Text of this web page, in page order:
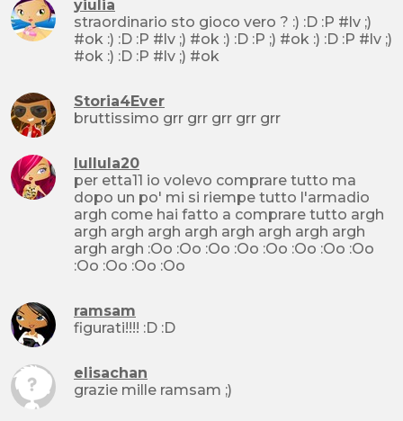
yiulia
straordinario sto gioco vero ? :) :D :P #lv ;)
#ok :) :D :P #lv ;) #ok :) :D :P ;) #ok :) :D :P #lv ;)
#ok :) :D :P #lv ;) #ok
Storia4Ever
bruttissimo grr grr grr grr grr
lullula20
per etta11 io volevo comprare tutto ma
dopo un po' mi si riempe tutto l'armadio
argh come hai fatto a comprare tutto argh
argh argh argh argh argh argh argh argh
argh argh :Oo :Oo :Oo :Oo :Oo :Oo :Oo :Oo
:Oo :Oo :Oo :Oo
ramsam
figurati!!!! :D :D
elisachan
grazie mille ramsam ;)